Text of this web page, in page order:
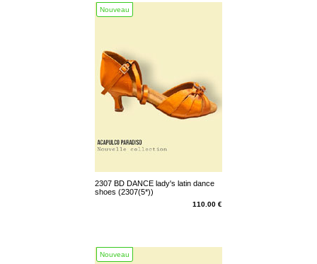
Nouveau
2307 BD DANCE lady's latin dance
shoes (2307(5*))
110.00 €
Nouveau